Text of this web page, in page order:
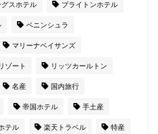
スホテル ブライトンホテル
ペニンシュラ
マリーナベイサンズ
リゾート リッツカールトン
名産 国内旅行
帝国ホテル 手土産
テル 楽天トラベル 特産